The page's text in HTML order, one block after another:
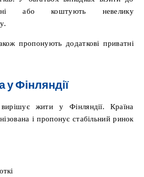
або коштують невелику
пропонують додаткові приватні
у Фінляндії
жити у Фінляндії. Країна
і пропонує стабільний ринок